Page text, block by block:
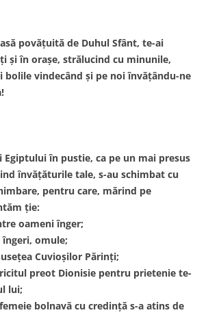
povăţuită de Duhul Sfânt, te-ai
şi în oraşe, strălucind cu minunile,
bolile vindecând şi pe noi învăţându-ne
Egiptului în pustie, ca pe un mai presus
învăţăturile tale, s-au schimbat cu
pentru care, mărind pe
ţie:
oameni înger;
omule;
Cuvioşilor Părinţi;
preot Dionisie pentru prietenie te-
lui;
bolnavă cu credinţă s-a atins de